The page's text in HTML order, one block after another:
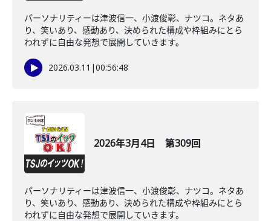
パーソナリティーは津波信一、小渡俊彰、ナツコ。ネタあ
り、笑いあり、感動あり、決められた構成や枠組みにとら
われずに自由な発想で展開していきます。
2026.03.11 |00:56:48
2026年3月4日 第309回
パーソナリティーは津波信一、小渡俊彰、ナツコ。ネタあ
り、笑いあり、感動あり、決められた構成や枠組みにとら
われずに自由な発想で展開していきます。